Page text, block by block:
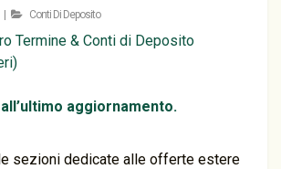
| Conti Di Deposito
aggiornamento.
sezioni dedicate alle offerte estere